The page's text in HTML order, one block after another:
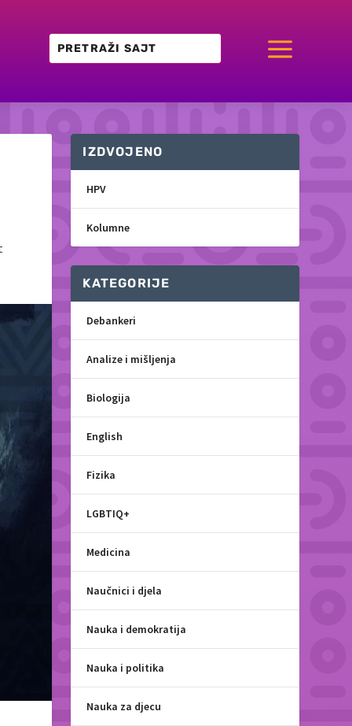
a
IZDVOJENO
HPV
Kolumne
KATEGORIJE
Debankeri
Analize i mišljenja
Biologija
English
Fizika
LGBTIQ+
Medicina
Naučnici i djela
Nauka i demokratija
Nauka i politika
Nauka za djecu